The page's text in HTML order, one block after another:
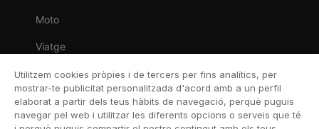
Moto
Viatge
Llar
Vida
Utilitzem cookies pròpies i de tercers per fins analítics, per
mostrar-te publicitat personalitzada d'acord amb a un perfil
elaborat a partir dels teus hàbits de navegació, perquè puguis
navegar pel web i utilitzar les diferents opcions o serveis que té